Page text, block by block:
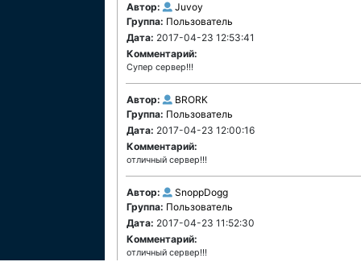
Автор:
Juvoy
Группа: Пользователь
Дата: 2017-04-23 12:53:41
Комментарий:
Супер сервер!!!
Автор:
BRORK
Группа: Пользователь
Дата: 2017-04-23 12:00:16
Комментарий:
отличный сервер!!!
Автор:
SnoppDogg
Группа: Пользователь
Дата: 2017-04-23 11:52:30
Комментарий:
отличный сервер!!!